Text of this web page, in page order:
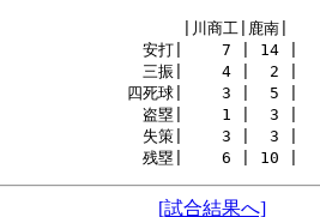
|川商工|鹿南|
安打|    7 | 14 |
三振|    4 |  2 |
四死球|    3 |  5 |
盗塁|    1 |  3 |
失策|    3 |  3 |
[試合結果へ]